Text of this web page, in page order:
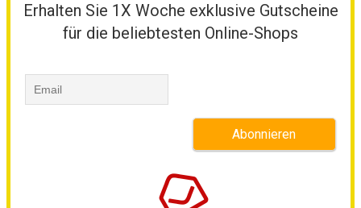
Erhalten Sie 1X Woche exklusive Gutscheine
für die beliebtesten Online-Shops